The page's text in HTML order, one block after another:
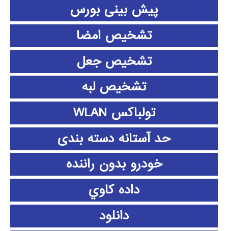
پیش بینی بورس
تشخیص امضا
تشخیص جعل
تشخیص لبه
تولباکس WLAN
حد آستانه دسته بندی
خودرو بدون راننده
داده كاوي
دانلود